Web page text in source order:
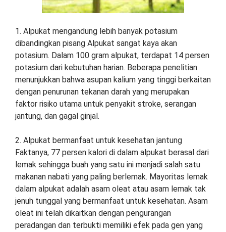
1. Alpukat mengandung lebih banyak potasium
dibandingkan pisang Alpukat sangat kaya akan
potasium. Dalam 100 gram alpukat, terdapat 14 persen
potasium dari kebutuhan harian. Beberapa penelitian
menunjukkan bahwa asupan kalium yang tinggi berkaitan
dengan penurunan tekanan darah yang merupakan
faktor risiko utama untuk penyakit stroke, serangan
jantung, dan gagal ginjal.
2. Alpukat bermanfaat untuk kesehatan jantung
Faktanya, 77 persen kalori di dalam alpukat berasal dari
lemak sehingga buah yang satu ini menjadi salah satu
makanan nabati yang paling berlemak. Mayoritas lemak
dalam alpukat adalah asam oleat atau asam lemak tak
jenuh tunggal yang bermanfaat untuk kesehatan. Asam
oleat ini telah dikaitkan dengan pengurangan
peradangan dan terbukti memiliki efek pada gen yang